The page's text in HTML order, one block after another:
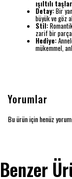
ışıltılı taşlar
Detay:Bir
büyük ve göz
Stil:
zarif bir
Hediye:
mükemmel,
Yorumlar
Bu ürün için henüz yorum
Benzer